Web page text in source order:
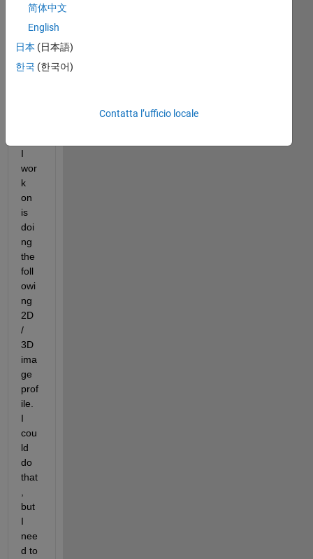
ge
s,
and
I
wor
k
on
is
doi
ng
the
foll
owi
ng
2D
/
3D
ima
ge
prof
ile.
I
cou
ld
do
that
but
I
nee
d to
简体中文
English
日本 (日本語)
한국 (한국어)
Contatta l’ufficio locale